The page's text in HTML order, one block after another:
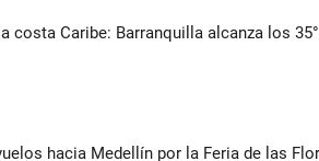
costa Caribe: Barranquilla alcanza los
hacia Medellín por la Feria de las